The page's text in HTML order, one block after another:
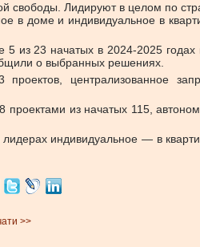
Лидируют в целом по
доме и индивидуальное в
5 из 23 начатых в 2024-2025
о выбранных решениях.
централизованное
из начатых 115,
индивидуальное — в
>>